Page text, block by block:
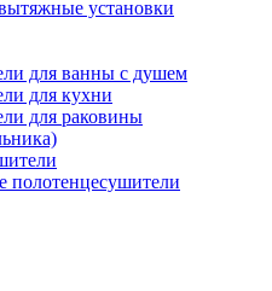
установки
для ванны с душем
для кухни
для раковины
полотенцесушители